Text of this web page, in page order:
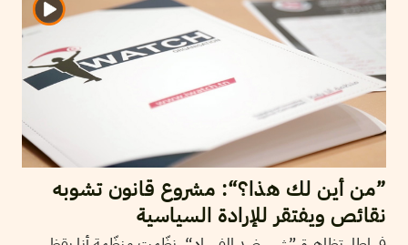
”من أين لك هذا؟“: مشروع قانون تشوبه
نقائص ويفتقر للإرادة السياسية